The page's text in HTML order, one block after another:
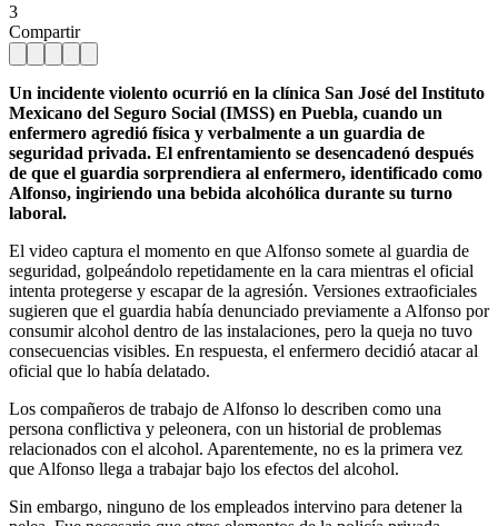
3
Compartir
Un incidente violento ocurrió en la clínica San José del Instituto
Mexicano del Seguro Social (IMSS) en Puebla, cuando un
enfermero agredió física y verbalmente a un guardia de
seguridad privada. El enfrentamiento se desencadenó después
de que el guardia sorprendiera al enfermero, identificado como
Alfonso, ingiriendo una bebida alcohólica durante su turno
laboral.
El video captura el momento en que Alfonso somete al guardia de
seguridad, golpeándolo repetidamente en la cara mientras el oficial
intenta protegerse y escapar de la agresión. Versiones extraoficiales
sugieren que el guardia había denunciado previamente a Alfonso por
consumir alcohol dentro de las instalaciones, pero la queja no tuvo
consecuencias visibles. En respuesta, el enfermero decidió atacar al
oficial que lo había delatado.
Los compañeros de trabajo de Alfonso lo describen como una
persona conflictiva y peleonera, con un historial de problemas
relacionados con el alcohol. Aparentemente, no es la primera vez
que Alfonso llega a trabajar bajo los efectos del alcohol.
Sin embargo, ninguno de los empleados intervino para detener la